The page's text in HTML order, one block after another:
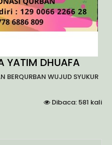
YATIM DHUAFA
BERQURBAN WUJUD SYUKUR
Dibaca: 581 kali